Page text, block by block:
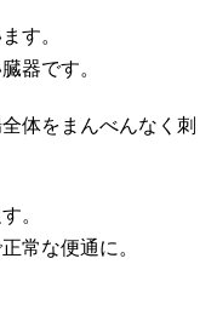
す。
器です。
体をまんべんなく刺
。
常な便通に。